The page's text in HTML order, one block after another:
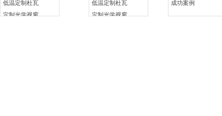
低温定制杜瓦
定制光学视窗
低温定制杜瓦
定制光学视窗
成功案例